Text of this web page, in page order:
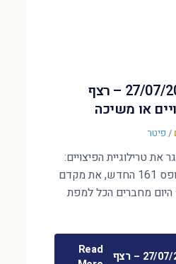
חזק בעו״ש 27/07/2026 – רצף
או משיכה
/ פיטר
את טרילוגיית הפיצויים:
אחרי שלמדנו את טופס 161 החדש, את מקדם
— היום מחברים הכל למפת
חזק בעו״ש 27/07/2026 – רצף
Read